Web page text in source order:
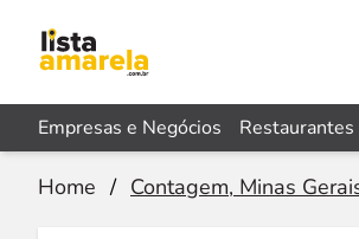
Empresas e Negócios Restaurantes
Home / Contagem, Minas